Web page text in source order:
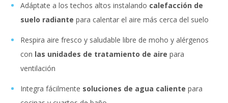
Adáptate a los techos altos instalando calefacción de
suelo radiante para calentar el aire más cerca del suelo
Respira aire fresco y saludable libre de moho y alérgenos
con las unidades de tratamiento de aire para
ventilación
Integra fácilmente soluciones de agua caliente para